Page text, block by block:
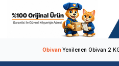
ObivanYenilenen Obivan 2